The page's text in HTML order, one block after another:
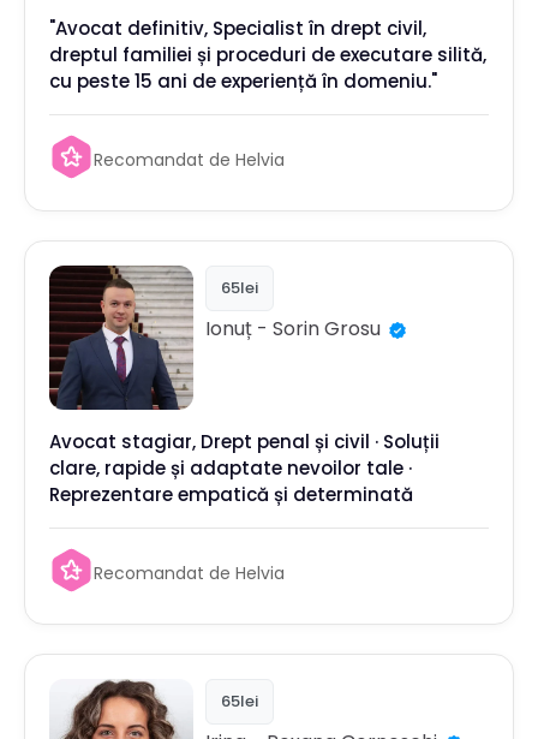
"Avocat definitiv, Specialist în drept civil,
dreptul familiei și proceduri de executare silită,
cu peste 15 ani de experiență în domeniu."
Recomandat de Helvia
65lei
Ionuț - SorinGrosu
Avocat stagiar, Drept penal și civil · Soluții
clare, rapide și adaptate nevoilor tale ·
Reprezentare empatică și determinată
Recomandat de Helvia
65lei